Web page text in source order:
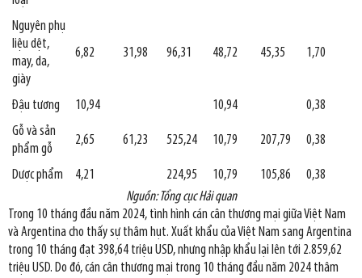
Nguyên phụ
liệu dệt,
may, da,
giày
6,82 31,98 96,31 48,72 45,35 1,70
Đậu tương 10,94 10,94
0,38
Gỗ và sản
phẩm gỗ
2,65 61,23 525,24 10,79 207,79 0,38
Dược phẩm 4,21 224,95 10,79 105,86
0,38
Nguồn: Tổng cục Hải quan
Trong 10 tháng đầu năm 2024, tình hình cán cân thương mại giữa Việt Nam
và Argentina cho thấy sự thâm hụt. Xuất khẩu của Việt Nam sang Argentina
trong 10 tháng đạt 398,64 triệu USD, nhưng nhập khẩu lại lên tới 2.859,62
triệu USD. Do đó, cán cân thương mại trong 10 tháng đầu năm 2024 thâm